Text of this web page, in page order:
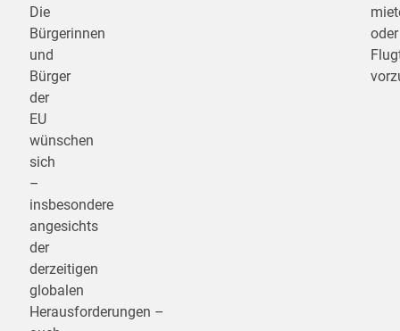
Die
Bürgerinnen
und
Bürger
der
EU
wünschen
sich
–
insbesondere
angesichts
der
derzeitigen
globalen
Herausforderungen –
oder